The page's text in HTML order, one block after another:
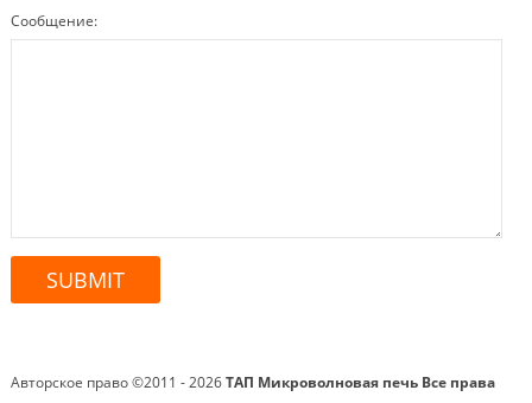
Сообщение:
Авторское право ©2011 - 2026ТАП Микроволновая печьВсе права